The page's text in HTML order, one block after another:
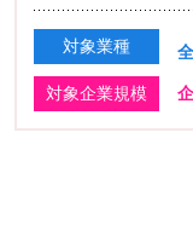
対象業種
対象企業規模